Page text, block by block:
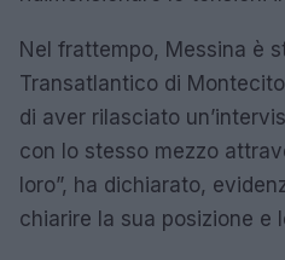
Nel frattempo, Messina è
Transatlantico di
di aver rilasciato
con lo stesso mezzo
loro”, ha dichiarato,
chiarire la sua posizione e